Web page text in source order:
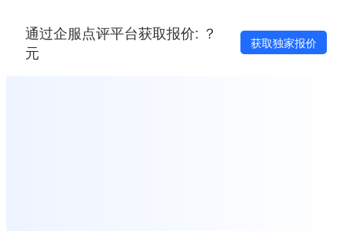
通过企服点评平台获取报价: ？
元
获取独家报价